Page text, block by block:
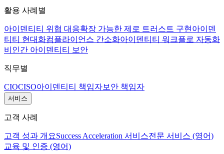
활용 사례별
아이덴티티 위협 대응확장 가능한 제로 트러스트 구현 아이덴
티티 현대화컴플라이언스 간소화아이덴티티 워크플로 자동화
비인간 아이덴티티 보안
직무별
CIOCISO아이덴티티 책임자보안 책임자
서비스
고객 사례
고객 성과 개요Success Acceleration 서비스전문 서비스 (영어)
교육 및 인증 (영어)